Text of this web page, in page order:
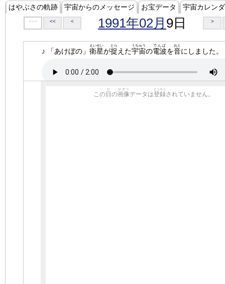
はやぶさの軌跡 宇宙からのメッセージ お宝データ 宇宙カレン
<<< << < 1991年02月 9日 >
♪ 「あけぼの」 衛星
えいせい
が捉
とら
えた宇宙
うちゅう
の電波
でんぱ
を音
おと
にしました。
この 日
ひ
の画像
がぞう
データは登録
とうろく
されていません。